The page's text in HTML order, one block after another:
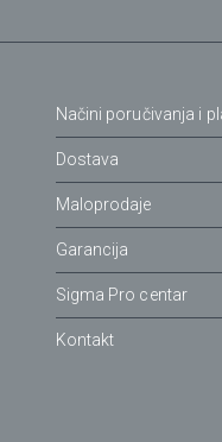
Načini poručivanja i
Dostava
Maloprodaje
Garancija
Sigma Pro centar
Kontakt